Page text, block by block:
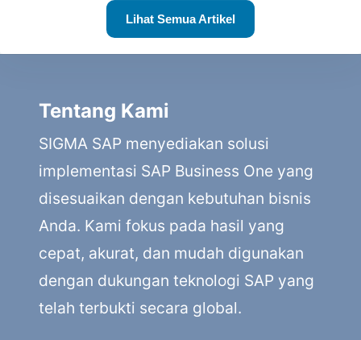
Lihat Semua Artikel
Tentang Kami
SIGMA SAP menyediakan solusi
implementasi SAP Business One yang
disesuaikan dengan kebutuhan bisnis
Anda. Kami fokus pada hasil yang
cepat, akurat, dan mudah digunakan
dengan dukungan teknologi SAP yang
telah terbukti secara global.